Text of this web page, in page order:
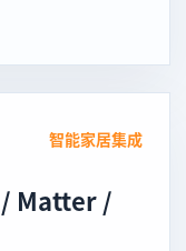
智能家居集成
Matter /